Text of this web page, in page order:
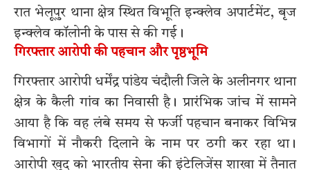
रात भेलूपुर थाना क्षेत्र स्थित विभूति इन्क्लेव अपार्टमेंट, बृज
इन्क्लेव कॉलोनी के पास से की गई।
गिरफ्तार आरोपी की पहचान और पृष्ठभूमि
गिरफ्तार आरोपी धर्मेंद्र पांडेय चंदौली जिले के अलीनगर थाना
क्षेत्र के कैली गांव का निवासी है। प्रारंभिक जांच में सामने
आया है कि वह लंबे समय से फर्जी पहचान बनाकर विभिन्न
विभागों में नौकरी दिलाने के नाम पर ठगी कर रहा था।
आरोपी खुद को भारतीय सेना की इंटेलिजेंस शाखा में तैनात